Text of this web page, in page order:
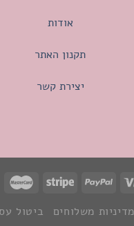
אודות
תקנון האתר
יצירת קשר
מדיניות משלוחים ביטול